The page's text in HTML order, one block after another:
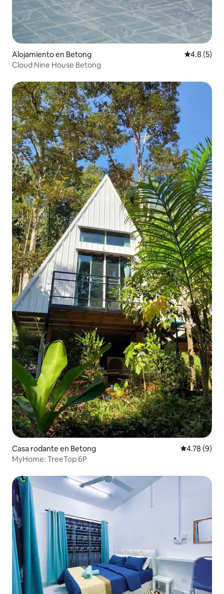
Alojamiento en Betong
4.8 (5)
Cloud Nine House Betong
Casa rodante en Betong Calificación
4.78 (9)
MyHome: TreeTop 6P